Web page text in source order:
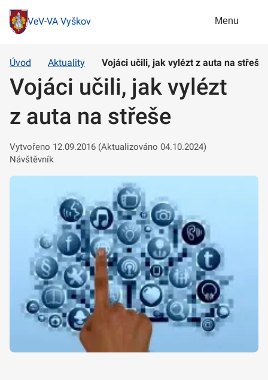
VeV-VA Vyškov Menu
Úvod Aktuality Vojáci učili, jak vylézt z auta na střeše
Vojáci učili, jak vylézt
z auta na střeše
Vytvořeno 12.09.2016 (Aktualizováno 04.10.2024)
Návštěvník